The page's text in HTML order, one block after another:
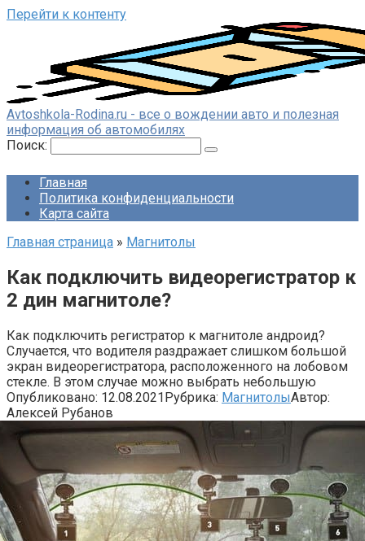
Перейти к контенту
Avtoshkola-Rodina.ru - все о вождении авто и полезная
информация об автомобилях
Поиск:
Главная
Политика конфиденциальности
Карта сайта
Главная страница » Магнитолы
Как подключить видеорегистратор к
2 дин магнитоле?
Как подключить регистратор к магнитоле андроид?
Случается, что водителя раздражает слишком большой
экран видеорегистратора, расположенного на лобовом
стекле. В этом случае можно выбрать небольшую
Опубликовано: 12.08.2021Рубрика: МагнитолыАвтор:
Алексей Рубанов